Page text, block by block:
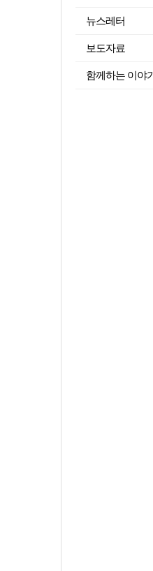
뉴스레터
보도자료
함께하는 이야기